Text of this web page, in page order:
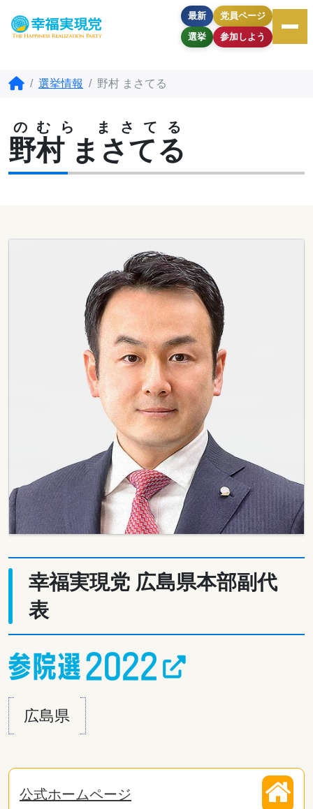
最新
選挙
党員ページ
参加しよう
選挙情報 野村 まさてる
野村 まさてる
のむら まさてる
幸福実現党 広島県本部副代
表
広島県
公式ホームページ